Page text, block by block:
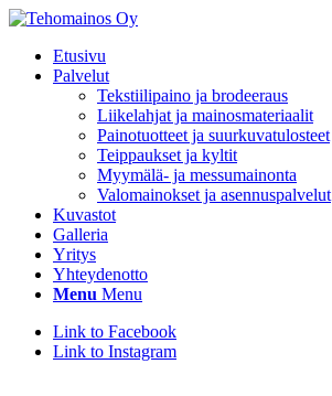
Etusivu
Palvelut
Tekstiilipaino ja brodeeraus
Liikelahjat ja mainosmateriaalit
Painotuotteet ja suurkuvatulosteet
Teippaukset ja kyltit
Myymälä- ja messumainonta
Valomainokset ja asennuspalvelut
Kuvastot
Galleria
Yritys
Yhteydenotto
Menu Menu
Link to Facebook
Link to Instagram